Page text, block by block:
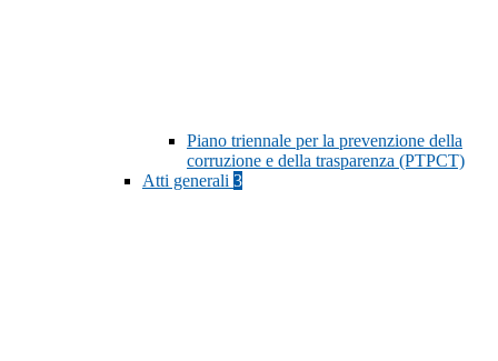
Piano triennale per la prevenzione della
corruzione e della trasparenza (PTPCT)
Atti generali 3